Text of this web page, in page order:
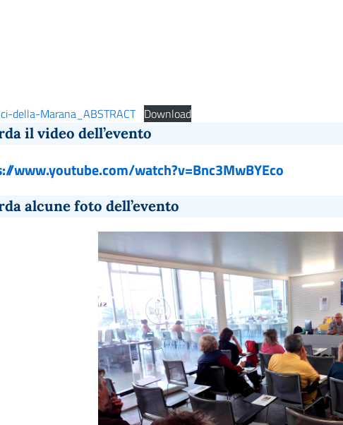
della-Marana_ABSTRACT Download
il video dell’evento
www.youtube.com/watch?v=Bnc3MwBYEco
alcune foto dell’evento